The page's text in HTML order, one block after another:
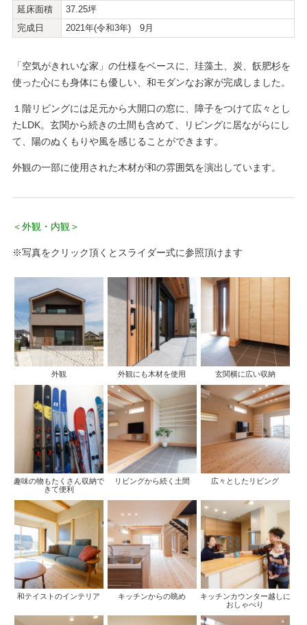
延床面積
37.25坪
完成日
2021年(令和3年) 9月
「空気がきれいな家」の仕様をベースに、珪藻土、炭、飫肥杉を
使った心にも身体にも優しい、和モダンなお家が完成しました。
１階リビングには足元から大開口の窓に、障子をつけて広々とし
たLDK。玄関から続きの土間も含めて、リビングに居ながらにし
て、陽のぬくもりや風を感じることができます。
外観の一部に使用された木材が和の雰囲気を演出しています。
＜外観・内観＞
※写真をクリック頂くとスライダー式に参照頂けます
外観 外観にも木材を使用 玄関横に広い収納
趣味の物もたくさん収納で
きて便利
リビングから続く土間 広々としたリビング
和テイストのインテリア キッチンからの眺め
キッチンカウンター越しに
おしゃべり